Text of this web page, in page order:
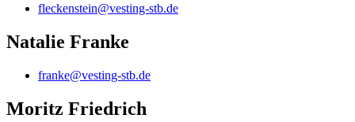
fleckenstein@vesting-stb.de
Natalie Franke
franke@vesting-stb.de
Moritz Friedrich